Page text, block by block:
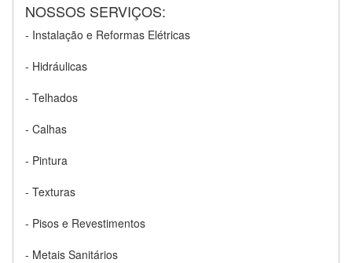
NOSSOS SERVIÇOS:
- Instalação e Reformas Elétricas
- Hidráulicas
- Telhados
- Calhas
- Pintura
- Texturas
- Pisos e Revestimentos
- Metais Sanitários